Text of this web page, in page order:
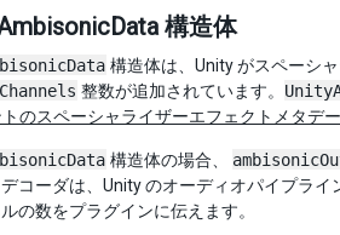
構造体
構造体は、Unity がスペーシ
整数が追加されています。
のスペーシャライザーエフェクトメタデ
構造体の場合、
コーダは、Unity のオーディオパイプライ
の数をプラグインに伝えます。